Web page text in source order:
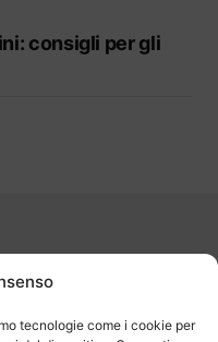
tecnologie come i cookie per
consigli per gli